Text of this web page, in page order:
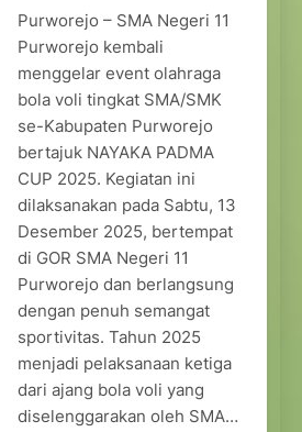
Purworejo – SMA Negeri 11
Purworejo kembali
menggelar event olahraga
bola voli tingkat SMA/SMK
se-Kabupaten Purworejo
bertajuk NAYAKA PADMA
CUP 2025. Kegiatan ini
dilaksanakan pada Sabtu, 13
Desember 2025, bertempat
di GOR SMA Negeri 11
Purworejo dan berlangsung
dengan penuh semangat
sportivitas. Tahun 2025
menjadi pelaksanaan ketiga
dari ajang bola voli yang
diselenggarakan oleh SMA…